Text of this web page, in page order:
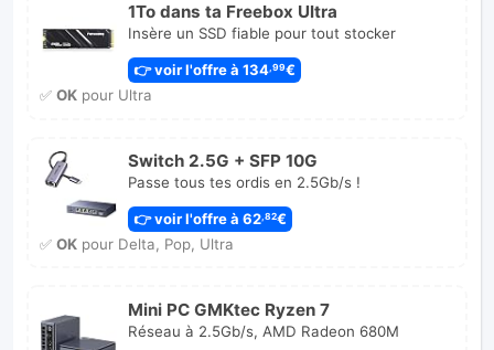
1To dans ta Freebox Ultra
Insère un SSD fiable pour tout stocker
👉 voir l'offre à 134,99€
✅ OKpour Ultra
Switch 2.5G + SFP 10G
Passe tous tes ordis en 2.5Gb/s !
👉 voir l'offre à 62,82€
✅ OKpour Delta, Pop, Ultra
Mini PC GMKtec Ryzen 7
Réseau à 2.5Gb/s, AMD Radeon 680M